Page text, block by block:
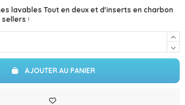
lavables Tout en deux et d'inserts en charbon
!
AJOUTER AU PANIER